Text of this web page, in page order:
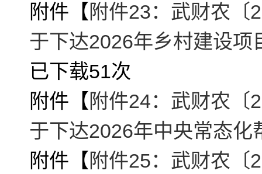
附件【 附件23：武财农〔
于下达2026年乡村建设
已下载51次
附件【 附件24：武财农〔
于下达2026年中央常态
附件【 附件25：武财农〔